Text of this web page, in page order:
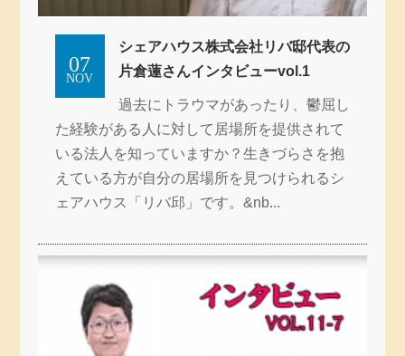
NOV
07
シェアハウス株式会社リバ邸代表の
片倉蓮さんインタビューvol.1
過去にトラウマがあったり、鬱屈し
た経験がある人に対して居場所を提供されて
いる法人を知っていますか？生きづらさを抱
えている方が自分の居場所を見つけられるシ
ェアハウス「リバ邱」です。&nb...